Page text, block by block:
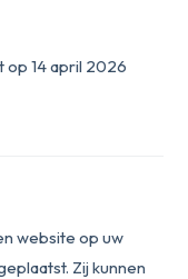
op14 april 2026
website op uw
Zij kunnen